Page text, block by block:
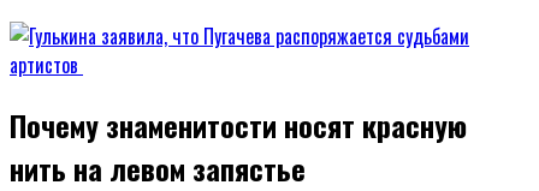
Почему знаменитости носят красную
нить на левом запястье